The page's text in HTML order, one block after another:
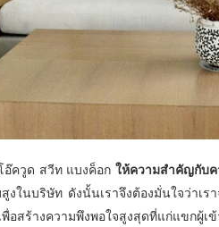
ควูด สวีท แบงค็อก ให้ความสำคัญกับค
งในบริษัท ดังนั้นเราจึงต้องมั่นใจว่าเ
อสร้างความพึงพอใจสูงสุดที่แก่แขกผู้เ